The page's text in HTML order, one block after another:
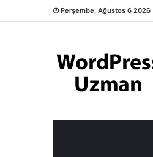
Perşembe, Ağustos 6 2026